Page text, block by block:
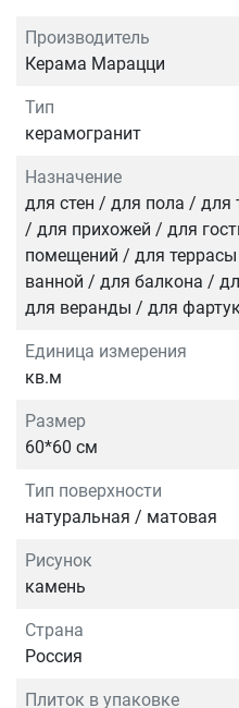
Производитель
Керама Марацци
Тип
керамогранит
Назначение
для стен / для пола / для
/ для прихожей / для
помещений / для
ванной / для балкона /
для веранды / для
Единица измерения
кв.м
Размер
60*60 см
Тип поверхности
натуральная / матовая
Рисунок
камень
Страна
Россия
Плиток в упаковке